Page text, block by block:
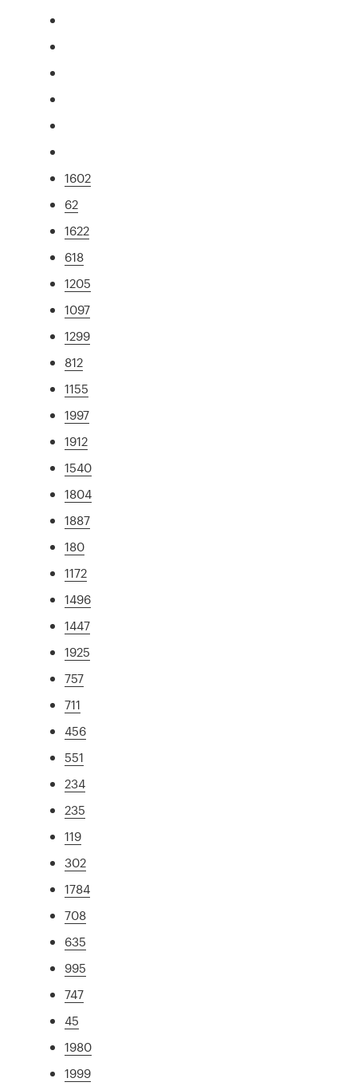
1602
62
1622
618
1205
1097
1299
812
1155
1997
1912
1540
1804
1887
180
1172
1496
1447
1925
757
711
456
551
234
235
119
302
1784
708
635
995
747
45
1980
1999